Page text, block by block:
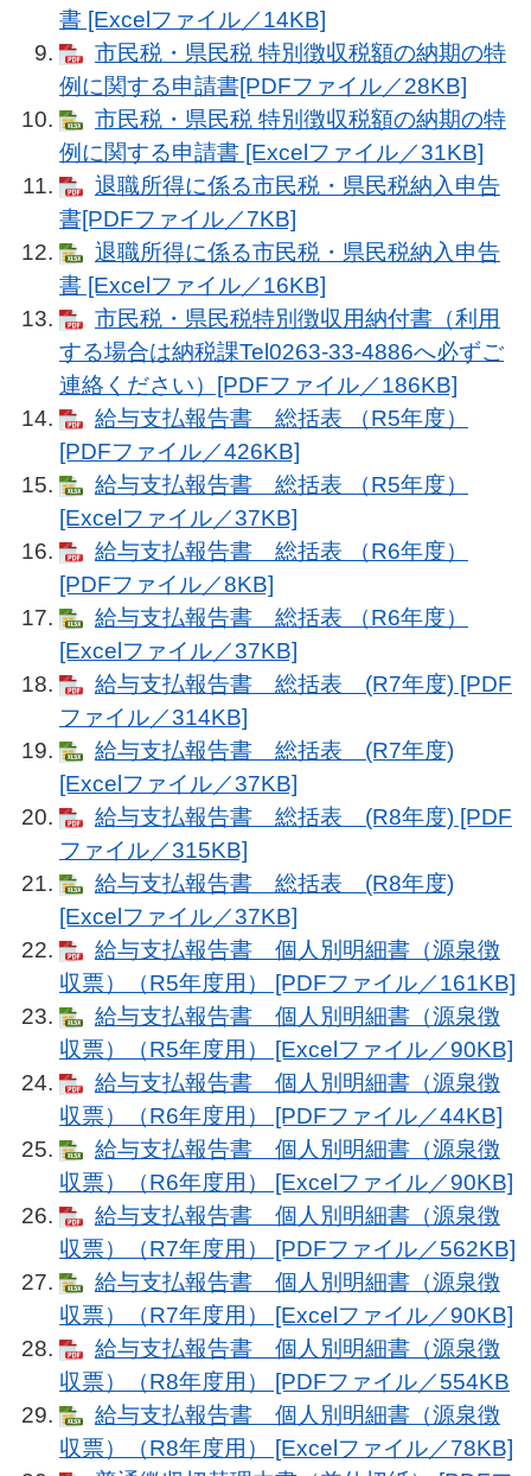
書 [Excelファイル／14KB]
市民税・県民税 特別徴収税額の納期の特
例に関する申請書[PDFファイル／28KB]
市民税・県民税 特別徴収税額の納期の特
例に関する申請書 [Excelファイル／31KB]
退職所得に係る市民税・県民税納入申告
書[PDFファイル／7KB]
退職所得に係る市民税・県民税納入申告
書 [Excelファイル／16KB]
市民税・県民税特別徴収用納付書（利用
する場合は納税課Tel0263-33-4886へ必ずご
連絡ください）[PDFファイル／186KB]
給与支払報告書 総括表 （R5年度）
[PDFファイル／426KB]
給与支払報告書 総括表 （R5年度）
[Excelファイル／37KB]
給与支払報告書 総括表 （R6年度）
[PDFファイル／8KB]
給与支払報告書 総括表 （R6年度）
[Excelファイル／37KB]
給与支払報告書 総括表 (R7年度) [PDF
ファイル／314KB]
給与支払報告書 総括表 (R7年度)
[Excelファイル／37KB]
給与支払報告書 総括表 (R8年度) [PDF
ファイル／315KB]
給与支払報告書 総括表 (R8年度)
[Excelファイル／37KB]
給与支払報告書 個人別明細書（源泉徴
収票）（R5年度用） [PDFファイル／161KB]
給与支払報告書 個人別明細書（源泉徴
収票）（R5年度用） [Excelファイル／90KB]
給与支払報告書 個人別明細書（源泉徴
収票）（R6年度用） [PDFファイル／44KB]
給与支払報告書 個人別明細書（源泉徴
収票）（R6年度用） [Excelファイル／90KB]
給与支払報告書 個人別明細書（源泉徴
収票）（R7年度用） [PDFファイル／562KB]
給与支払報告書 個人別明細書（源泉徴
収票）（R7年度用） [Excelファイル／90KB]
給与支払報告書 個人別明細書（源泉徴
収票）（R8年度用） [PDFファイル／554KB
給与支払報告書 個人別明細書（源泉徴
収票）（R8年度用） [Excelファイル／78KB]